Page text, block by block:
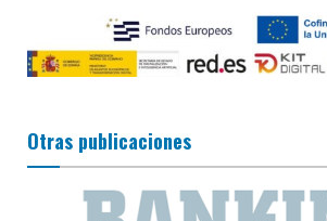
Otras publicaciones